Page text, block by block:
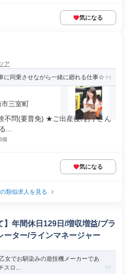
気になる
ア
に同乗させながら一緒に廻れる仕事☆
三室町
不問(要普免) ★ご出産後､お子さん
...
個
気になる
類似求人を見る
】年間休日129日/増収増益/プラ
ーター/ラインマネージャー
女でお馴染みの遊技機メーカーであ
スロ...